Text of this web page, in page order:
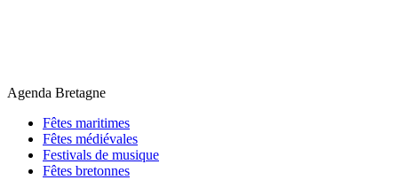
Agenda Bretagne
Fêtes maritimes
Fêtes médiévales
Festivals de musique
Fêtes bretonnes